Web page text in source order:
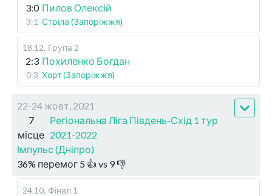
3:0 Пилов Олексій
3:1 Стріла (Запоріжжя)
18.12. Група 2
2:3 Похиленко Богдан
0:3 Хорт (Запоріжжя)
22-24 жовт, 2021
7
місце
Регіональна Ліга Південь-Схід 1 тур
2021-2022
Імпульс (Дніпро)
36% перемог 5 👍 vs 9👎
24.10. Фінал 1